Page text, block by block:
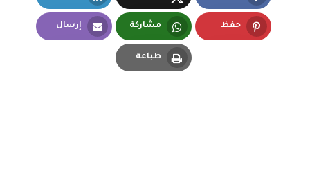
Facebook
X.com
LinkedIn
حفظ مشاركة
Whatsapp
إرسال
طباعة